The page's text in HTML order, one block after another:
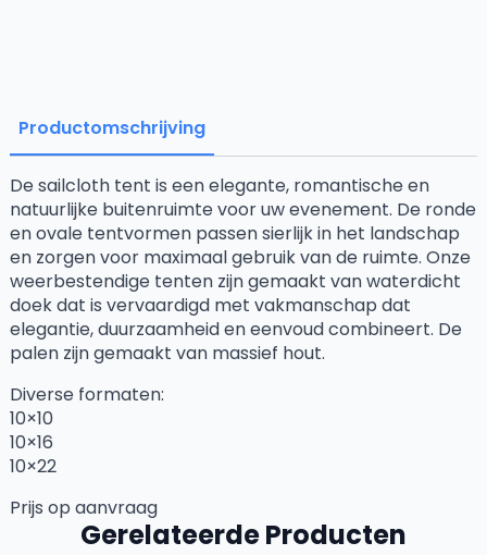
Productomschrijving
De sailcloth tent is een elegante, romantische en
natuurlijke buitenruimte voor uw evenement. De ronde
en ovale tentvormen passen sierlijk in het landschap
en zorgen voor maximaal gebruik van de ruimte. Onze
weerbestendige tenten zijn gemaakt van waterdicht
doek dat is vervaardigd met vakmanschap dat
elegantie, duurzaamheid en eenvoud combineert. De
palen zijn gemaakt van massief hout.
Diverse formaten:
10×10
10×16
10×22
Prijs op aanvraag
Gerelateerde Producten